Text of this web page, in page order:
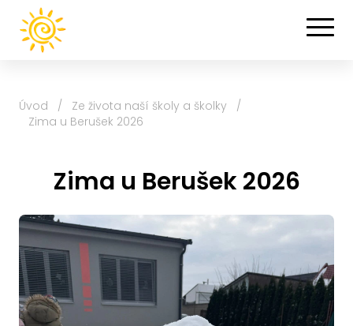
Úvod / Ze života naší školy a školky
/
Zima u Berušek 2026
Zima u Berušek 2026